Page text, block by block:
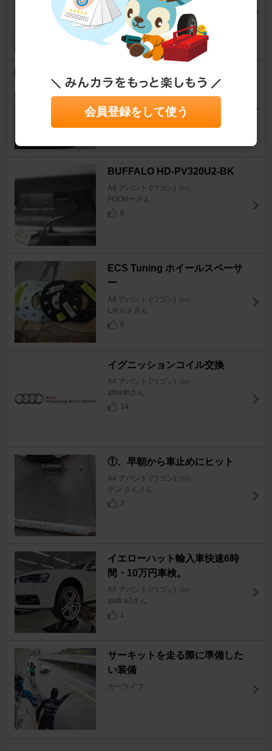
Kan_Takuさん
rotiform BLQ
2
BUFFALO HD-PV320U2-BK
A4 アバント (ワゴン) [B8]
POOHーさん
0
ECS Tuning ホイールスペーサ
ー
A4 アバント (ワゴン) [B8]
Lボルトさん
6
イグニッションコイル交換
A4 アバント (ワゴン) [B8]
alfonthさん
14
①、早朝から車止めにヒット
A4 アバント (ワゴン) [B8]
デン さんさん
3
イエローハット輸入車快速6時
間・10万円車検。
A4 アバント (ワゴン) [B8]
audi a2さん
1
サーキットを走る際に準備した
い装備
カーライフ
会員登録をして使う